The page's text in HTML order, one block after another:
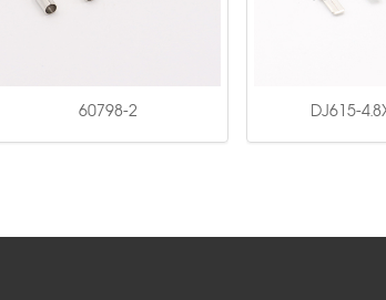
60798-2 DJ615-